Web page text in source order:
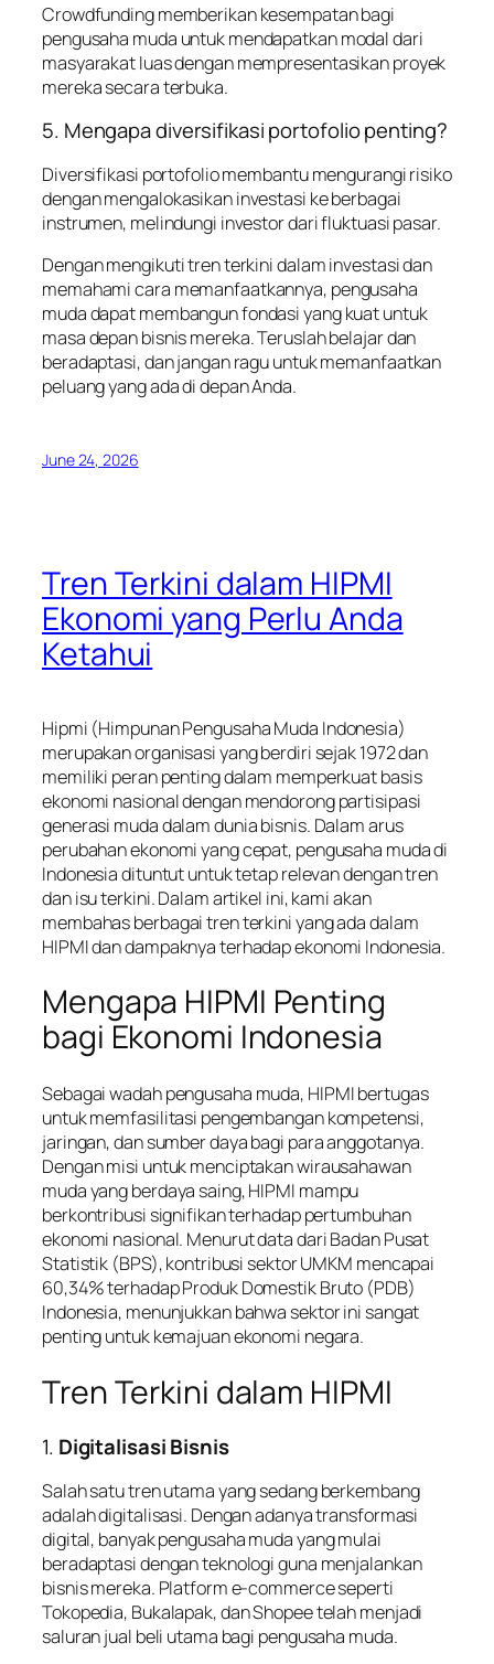
Crowdfunding memberikan kesempatan bagi
pengusaha muda untuk mendapatkan modal dari
masyarakat luas dengan mempresentasikan proyek
mereka secara terbuka.
5. Mengapa diversifikasi portofolio penting?
Diversifikasi portofolio membantu mengurangi risiko
dengan mengalokasikan investasi ke berbagai
instrumen, melindungi investor dari fluktuasi pasar.
Dengan mengikuti tren terkini dalam investasi dan
memahami cara memanfaatkannya, pengusaha
muda dapat membangun fondasi yang kuat untuk
masa depan bisnis mereka. Teruslah belajar dan
beradaptasi, dan jangan ragu untuk memanfaatkan
peluang yang ada di depan Anda.
June 24, 2026
Tren Terkini dalam HIPMI
Ekonomi yang Perlu Anda
Ketahui
Hipmi (Himpunan Pengusaha Muda Indonesia)
merupakan organisasi yang berdiri sejak 1972 dan
memiliki peran penting dalam memperkuat basis
ekonomi nasional dengan mendorong partisipasi
generasi muda dalam dunia bisnis. Dalam arus
perubahan ekonomi yang cepat, pengusaha muda di
Indonesia dituntut untuk tetap relevan dengan tren
dan isu terkini. Dalam artikel ini, kami akan
membahas berbagai tren terkini yang ada dalam
HIPMI dan dampaknya terhadap ekonomi Indonesia.
Mengapa HIPMI Penting
bagi Ekonomi Indonesia
Sebagai wadah pengusaha muda, HIPMI bertugas
untuk memfasilitasi pengembangan kompetensi,
jaringan, dan sumber daya bagi para anggotanya.
Dengan misi untuk menciptakan wirausahawan
muda yang berdaya saing, HIPMI mampu
berkontribusi signifikan terhadap pertumbuhan
ekonomi nasional. Menurut data dari Badan Pusat
Statistik (BPS), kontribusi sektor UMKM mencapai
60,34% terhadap Produk Domestik Bruto (PDB)
Indonesia, menunjukkan bahwa sektor ini sangat
penting untuk kemajuan ekonomi negara.
Tren Terkini dalam HIPMI
1. Digitalisasi Bisnis
Salah satu tren utama yang sedang berkembang
adalah digitalisasi. Dengan adanya transformasi
digital, banyak pengusaha muda yang mulai
beradaptasi dengan teknologi guna menjalankan
bisnis mereka. Platform e-commerce seperti
Tokopedia, Bukalapak, dan Shopee telah menjadi
saluran jual beli utama bagi pengusaha muda.